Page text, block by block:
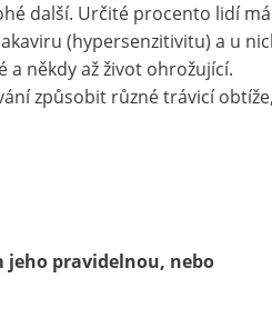
další. Určité procento lidí má
(hypersenzitivitu) a u
a někdy až život ohrožující.
způsobit různé trávicí obtíže,
jeho pravidelnou, nebo